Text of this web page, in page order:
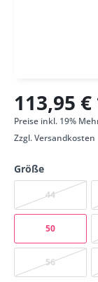
113,95
Preise inkl. 19%
Zzgl.Versandkosten
Größe
44
50
56